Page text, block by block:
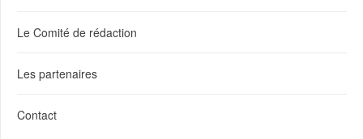
Le Comité de rédaction
Les partenaires
Contact